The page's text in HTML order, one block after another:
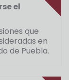
el
que
en
de Puebla.